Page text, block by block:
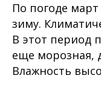
По погоде
зиму.
В этот период
еще морозная,
Влажность